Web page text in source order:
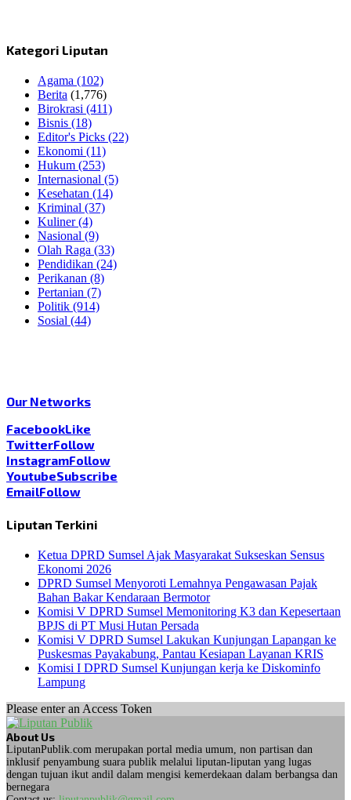
Kategori Liputan
Agama (102)
Berita (1,776)
Birokrasi (411)
Bisnis (18)
Editor's Picks (22)
Ekonomi (11)
Hukum (253)
Internasional (5)
Kesehatan (14)
Kriminal (37)
Kuliner(4)
Nasional (9)
Olah Raga (33)
Pendidikan (24)
Perikanan (8)
Pertanian (7)
Politik (914)
Sosial (44)
Our Networks
FacebookLike
TwitterFollow
InstagramFollow
YoutubeSubscribe
EmailFollow
Liputan Terkini
Ketua DPRD Sumsel Ajak Masyarakat Sukseskan Sensus
Ekonomi 2026
DPRD Sumsel Menyoroti Lemahnya Pengawasan Pajak
Bahan Bakar Kendaraan Bermotor
Komisi V DPRD Sumsel Memonitoring K3 dan Kepesertaan
BPJS di PT Musi Hutan Persada
Komisi V DPRD Sumsel Lakukan Kunjungan Lapangan ke
Puskesmas Payakabung, Pantau Kesiapan Layanan KRIS
Komisi I DPRD Sumsel Kunjungan kerja ke Diskominfo
Lampung
Please enter an Access Token
About Us
LiputanPublik.com merupakan portal media umum, non partisan dan
inklusif penyambung suara publik melalui liputan-liputan yang lugas
dengan tujuan ikut andil dalam mengisi kemerdekaan dalam berbangsa dan
bernegara